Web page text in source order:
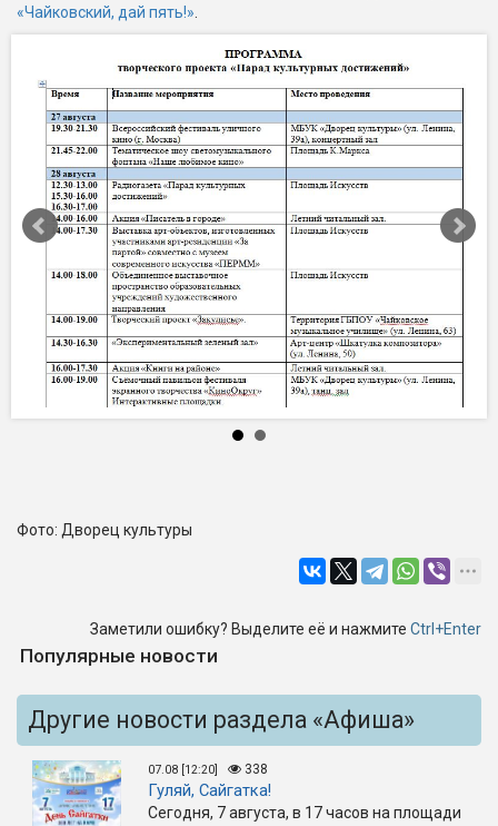
«Чайковский, дай пять!»
Фото: Дворец культуры
Заметили ошибку? Выделите её и нажмите Ctrl+Enter
Популярные новости
Другие новости раздела «Афиша»
07.08 [12:20] 338
Гуляй, Сайгатка!
Сегодня, 7 августа, в 17 часов на площади